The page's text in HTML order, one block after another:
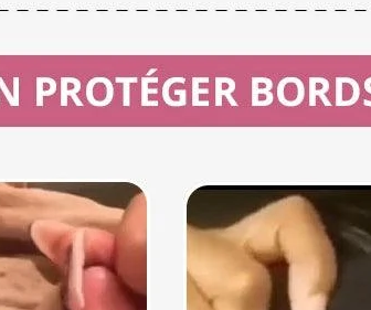
Pour
de perruque
longue en bas.
Pour les
avant de les
maximale,
cheveux.
Pour toute
vip@shinehair.fr